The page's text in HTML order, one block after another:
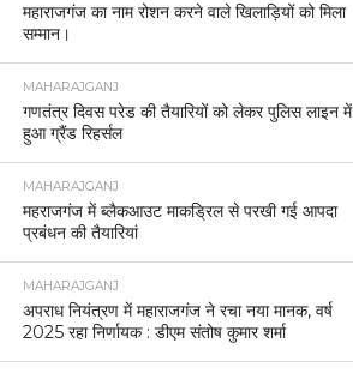
महाराजगंज का नाम रोशन करने वाले खिलाड़ियों को मिला
सम्मान।
MAHARAJGANJ
गणतंत्र दिवस परेड की तैयारियों को लेकर पुलिस लाइन में
हुआ ग्रैंड रिहर्सल
MAHARAJGANJ
महराजगंज में ब्लैकआउट माकड्रिल से परखी गई आपदा
प्रबंधन की तैयारियां
MAHARAJGANJ
अपराध नियंत्रण में महाराजगंज ने रचा नया मानक, वर्ष
2025 रहा निर्णायक : डीएम संतोष कुमार शर्मा